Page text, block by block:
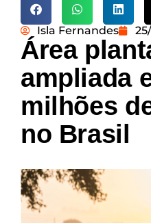
Isla Fernandes
Área
ampliada
milhões
no Brasil